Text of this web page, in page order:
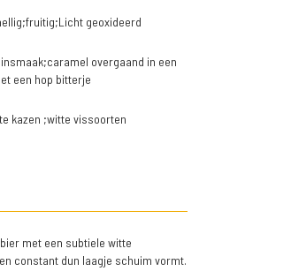
geoxideerd
overgaand in een
een hop bitterje
kazen ;witte vissoorten
met een subtiele witte
constant dun laagje schuim vormt.